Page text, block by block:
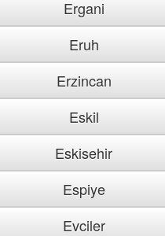
Ergani
Eruh
Erzincan
Eskil
Eskisehir
Espiye
Evciler